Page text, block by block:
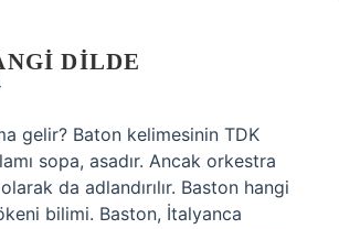
DILDE
gelir? Baton kelimesinin TDK
sopa, asadır. Ancak orkestra
da adlandırılır. Baston hangi
bilimi. Baston, İtalyanca